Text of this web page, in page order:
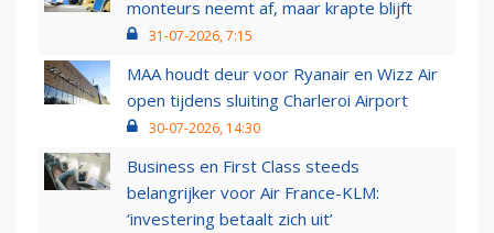
monteurs neemt af, maar krapte blijft
31-07-2026, 7:15
MAA houdt deur voor Ryanair en Wizz Air
open tijdens sluiting Charleroi Airport
30-07-2026, 14:30
Business en First Class steeds
belangrijker voor Air France-KLM:
‘investering betaalt zich uit’